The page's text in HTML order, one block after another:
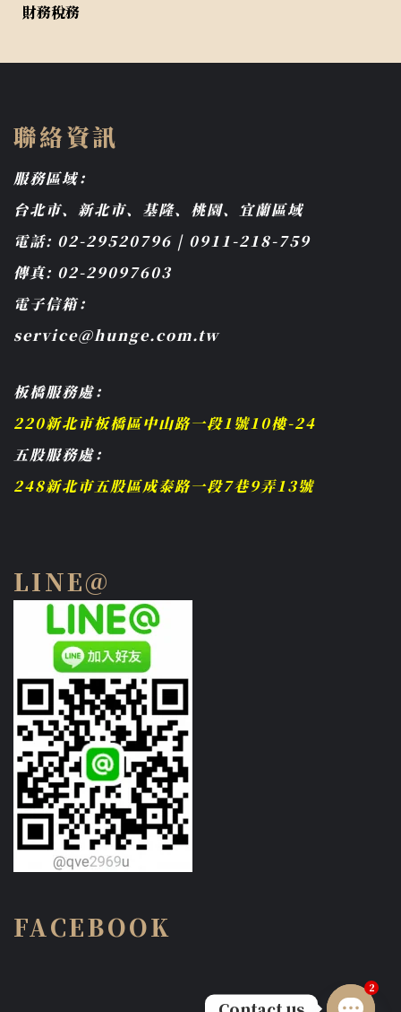
財務稅務
聯絡資訊
服務區域：
台北市、新北市、基隆、桃園、宜蘭區域
電話: 02-29520796 | 0911-218-759
傳真: 02-29097603
電子信箱：
service@hunge.com.tw
板橋服務處：
220新北市板橋區中山路一段1號10樓-24
五股服務處：
248新北市五股區成泰路一段7巷9弄13號
LINE@
FACEBOOK
2